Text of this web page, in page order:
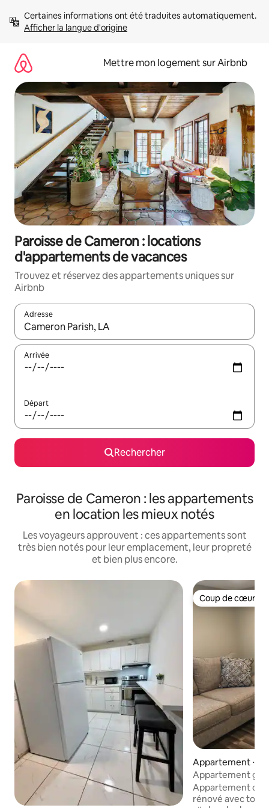
directement
Afficher la langue d'origine
Mettre mon logement sur Airbnb
Paroisse de Cameron : locations
d'appartements de vacances
Trouvez et réservez des appartements uniques sur
Airbnb
Adresse
Lorsque les résultats s'affichent, utilisez les flèches vers le
Arrivée
Départ
Rechercher
Paroisse de Cameron : les appartements
en location les mieux notés
Les voyageurs approuvent : ces appartements sont
très bien notés pour leur emplacement, leur propreté
et bien plus encore.
Coup de cœur
Coup de cœur
Appartement ⋅
Appartement
pittoresque
Appartement
rénové avec tout